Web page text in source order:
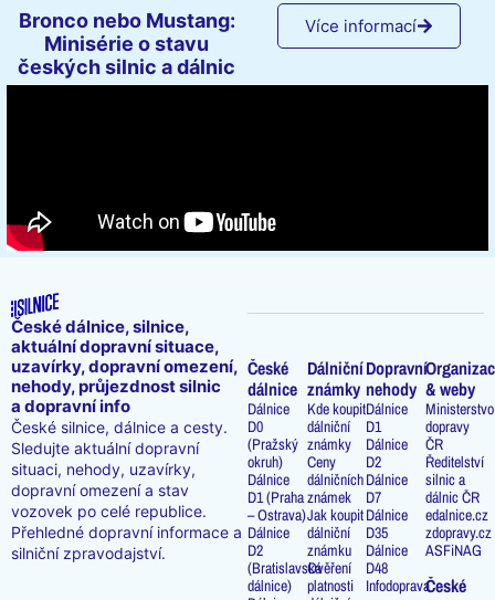
Bronco nebo Mustang:
Minisérie o stavu
českých silnic a dálnic
Více informací
České dálnice, silnice,
aktuální dopravní situace,
uzavírky, dopravní omezení,
nehody, průjezdnost silnic
a dopravní info
České silnice, dálnice a cesty.
Sledujte aktuální dopravní
situaci, nehody, uzavírky,
dopravní omezení a stav
vozovek po celé republice.
Přehledné dopravní informace a
silniční zpravodajství.
České
dálnice
Dálnice
D0
(Pražský
okruh)
Dálnice
D1 (Praha
– Ostrava)
Dálnice
D2
(Bratislavská
dálnice)
Dálniční
známky
Kde koupit
dálniční
známky
Ceny
dálničních
známek
Jak koupit
dálniční
známku
Ověření
platnosti
Dopravní
nehody
Dálnice
D1
Dálnice
D2
Dálnice
D7
Dálnice
D35
Dálnice
D48
Infodoprava
& weby
Ministerstvo
dopravy
ČR
Ředitelství
silnic a
dálnic ČR
edalnice.cz
zdopravy.cz
ASFiNAG
České